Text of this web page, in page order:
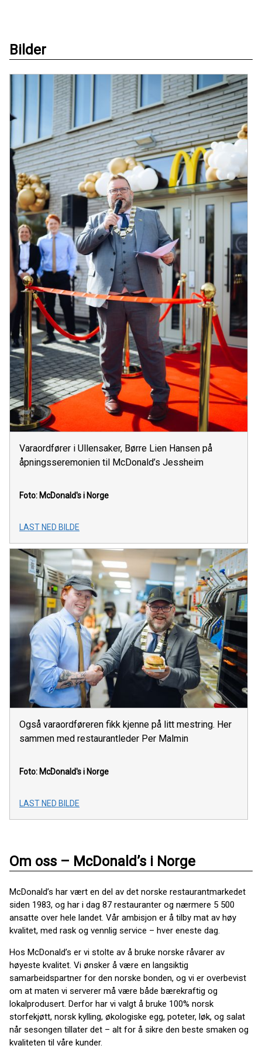
Bilder
Varaordfører i Ullensaker, Børre Lien Hansen på
åpningsseremonien til McDonald’s Jessheim
Foto: McDonald's i Norge
LAST NED BILDE
Også varaordføreren fikk kjenne på litt mestring. Her
sammen med restaurantleder Per Malmin
Foto: McDonald's i Norge
LAST NED BILDE
Om oss – McDonald’s i Norge
McDonald’s har vært en del av det norske restaurantmarkedet
siden 1983, og har i dag 87 restauranter og nærmere 5 500
ansatte over hele landet. Vår ambisjon er å tilby mat av høy
kvalitet, med rask og vennlig service – hver eneste dag.
Hos McDonald’s er vi stolte av å bruke norske råvarer av
høyeste kvalitet. Vi ønsker å være en langsiktig
samarbeidspartner for den norske bonden, og vi er overbevist
om at maten vi serverer må være både bærekraftig og
lokalprodusert. Derfor har vi valgt å bruke 100% norsk
storfekjøtt, norsk kylling, økologiske egg, poteter, løk, og salat
når sesongen tillater det – alt for å sikre den beste smaken og
kvaliteten til våre kunder.